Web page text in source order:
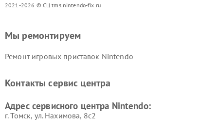
2021-2026 © СЦ tms.nintendo-fix.ru
Мы ремонтируем
Ремонт игровых приставок Nintendo
Контакты сервис центра
Адрес сервисного центра Nintendo:
г. Томск, ул. Нахимова, 8с2